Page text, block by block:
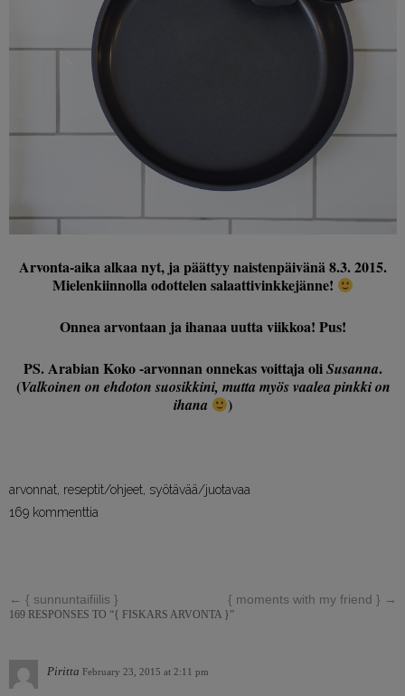
Arvonta-aika alkaa nyt, ja päättyy naistenpäivänä 8.3. 2015.
Mielenkiinnolla odottelen salaattivinkkejänne!
Onnea arvontaan ja ihanaa uutta viikkoa! Pus!
PS. Arabian Koko -arvonnan onnekas voittaja oliSusanna.
(Valkoinen on ehdoton suosikkini, mutta myös vaalea pinkki on
ihana
)
arvonnat, reseptit/ohjeet, syötävää/juotavaa
169 kommenttia
← { sunnuntaifiilis } { moments with my friend } →
169 RESPONSES TO “{ FISKARS ARVONTA }”
Piritta February 23, 2015 at 2:11 pm